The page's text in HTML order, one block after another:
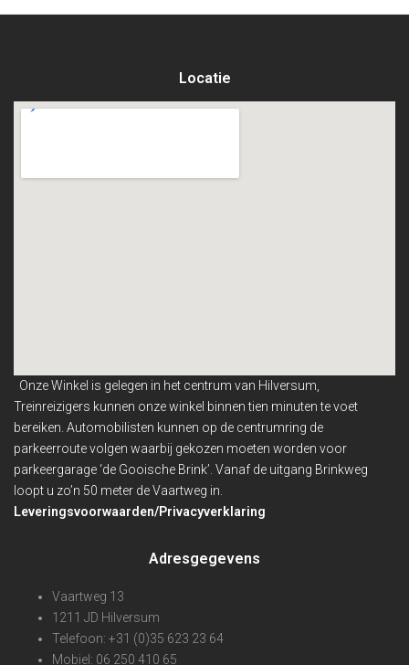
Locatie
Onze Winkel is gelegen in het centrum van Hilversum,
Treinreizigers kunnen onze winkel binnentien minuten te voet
bereiken. Automobilisten kunnen op de centrumring de
parkeerroute volgen waarbij gekozen moeten worden voor
parkeergarage ‘de Gooische Brink’. Vanaf de uitgang Brinkweg
loopt u zo’n 50 meter de Vaartweg in.
Leveringsvoorwaarden/Privacyverklaring
Adresgegevens
Vaartweg 13
1211 JD Hilversum
Telefoon: +31 (0)35 623 23 64
Mobiel: 06 250 410 65